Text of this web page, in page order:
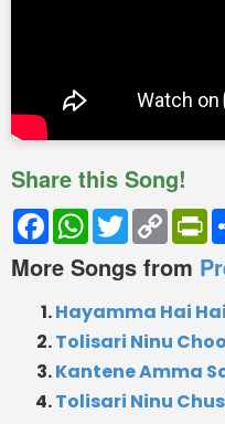
Share this Song!
FacebookWhatsApp
TwitterCopy
Link
More Songs from
Hayamma Hai
Tolisari Ninu
Kantene Amma
Tolisari Ninu